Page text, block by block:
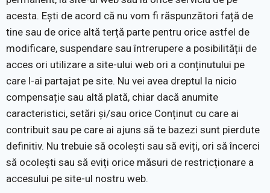
acesta. Ești de acord că nu vom fi răspunzători față de
tine sau de orice altă terță parte pentru orice astfel de
modificare, suspendare sau întrerupere a posibilității de
acces ori utilizare a site-ului web ori a conținutului pe
care l-ai partajat pe site. Nu vei avea dreptul la nicio
compensație sau altă plată, chiar dacă anumite
caracteristici, setări și/sau orice Conținut cu care ai
contribuit sau pe care ai ajuns să te bazezi sunt pierdute
definitiv. Nu trebuie să ocolești sau să eviți, ori să încerci
să ocolești sau să eviți orice măsuri de restricționare a
accesului pe site-ul nostru web.